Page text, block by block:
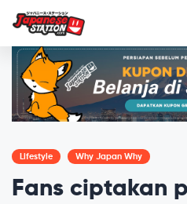
Lifestyle Why Japan Why
Fans ciptakan